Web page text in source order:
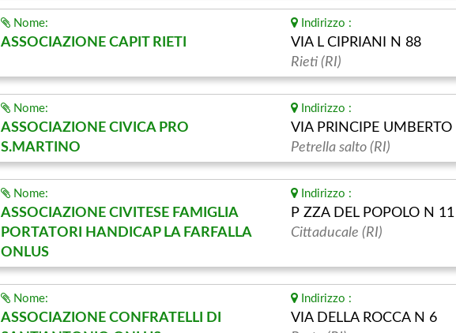
Nome:
ASSOCIAZIONE CAPIT RIETI
Indirizzo :
VIA L CIPRIANI N 88
Rieti (RI)
Nome:
ASSOCIAZIONE CIVICA PRO
S.MARTINO
Indirizzo :
VIA PRINCIPE UMBERTO
Petrella salto (RI)
Nome:
ASSOCIAZIONE CIVITESE FAMIGLIA
PORTATORI HANDICAP LA FARFALLA
ONLUS
Indirizzo :
P ZZA DEL POPOLO N 11
Cittaducale (RI)
Nome:
ASSOCIAZIONE CONFRATELLI DI
Indirizzo :
VIA DELLA ROCCA N 6